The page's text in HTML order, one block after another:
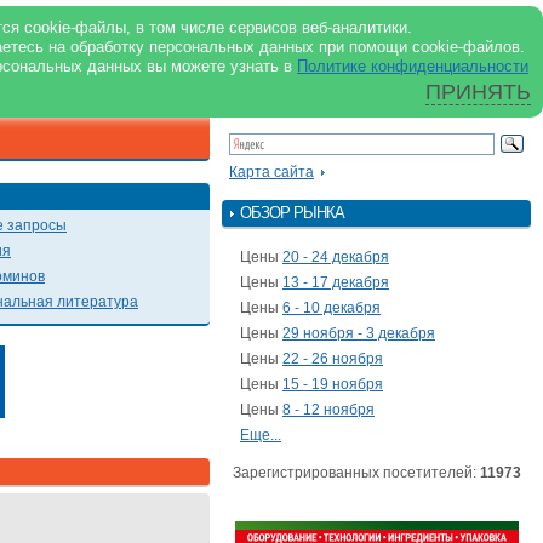
cookie-файлы, в том числе сервисов веб-аналитики.
на обработку персональных данных при помощи cookie-файлов.
данных вы можете узнать в Политике конфиденциальности
ПРИНЯТЬ
support@milkbranch.ru
О портале
Реклама в журнале
Реклама на портале
Архив номеров
запросы
литература
Карта сайта
ОБЗОР РЫНКА
Цены 20 - 24 декабря
Цены 13 - 17 декабря
Цены 6 - 10 декабря
Цены 29 ноября - 3 декабря
Цены 22 - 26 ноября
Цены 15 - 19 ноября
Цены 8 - 12 ноября
Еще...
Зарегистрированных посетителей: 11973